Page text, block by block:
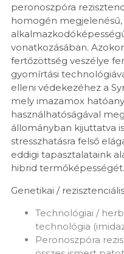
peronoszpóra
homogén
vonatkozásában.
fertőzöttség veszélye
gyomírtási
elleni védekezéhez a
mely imazamox
használhatóságával
állományban kijuttatva
stresszhatásra felső
eddigi tapasztalataink
hibrid termőképességét.
Genetikai /
Technológiai /
technológia
Peronoszpóra